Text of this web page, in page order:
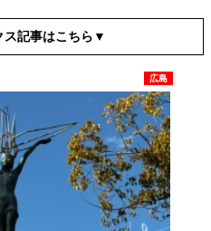
ス記事はこちら▼
広島